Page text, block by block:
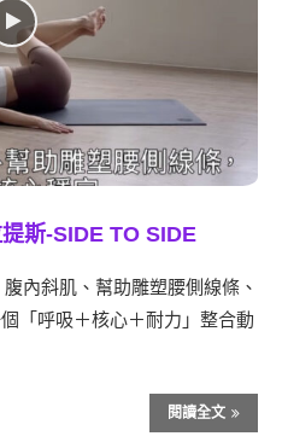
斯-SIDE TO SIDE
內斜肌、幫助雕塑腰側線條、
「呼吸＋核心＋耐力」整合動
閱讀全文